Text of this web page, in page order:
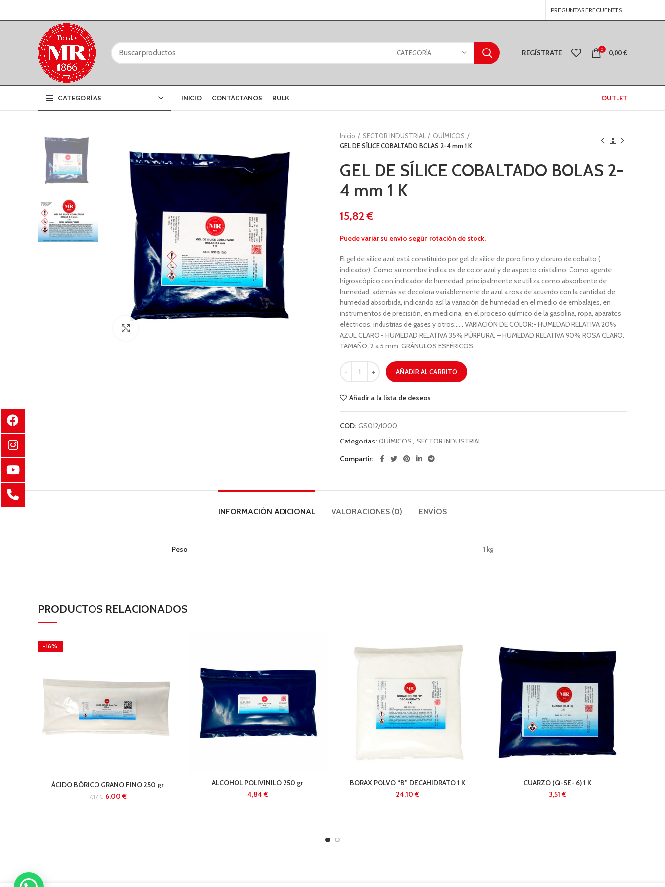
PREGUNTAS FRECUENTES
CATEGORÍA REGÍSTRATE 0 0,00€
CATEGORÍAS INICIO CONTÁCTANOS BULK OUTLET
Inicio SECTOR INDUSTRIAL
QUÍMICOS
GEL DE SÍLICE COBALTADO BOLAS 2-4 mm 1 K
GEL DE SÍLICE COBALTADO BOLAS 2-
4 mm 1 K
€
Puede variar su envío según rotación de stock.
El gel de sílice azul está constituido por gel de sílice de poro fino y cloruro de cobalto (
indicador). Como su nombre indica es de color azul y de aspecto cristalino. Como agente
higroscópico con indicador de humedad, principalmente se utiliza como absorbente de
humedad, además se decolora variablemente de azul a rosa de acuerdo con la cantidad de
humedad absorbida, indicando así la variación de humedad en el medio de embalajes, en
instrumentos de precisión, en medicina, en el proceso químico de la gasolina, ropa, aparatos
eléctricos, industrias de gases y otros…. . VARIACIÓN DE COLOR:- HUMEDAD RELATIVA 20%
AZUL CLARO.- HUMEDAD RELATIVA 35% PÚRPURA. – HUMEDAD RELATIVA 90% ROSA CLARO.
TAMAÑO: 2 a 5 mm. GRÁNULOS ESFÉRICOS.
AÑADIR AL CARRITO
Añadir a la lista de deseos
COD: GS012/1000
Categorías: QUÍMICOS, SECTOR INDUSTRIAL
Compartir
INFORMACIÓN ADICIONAL VALORACIONES (0) ENVÍOS
Peso 1 kg
PRODUCTOS RELACIONADOS
-16%
ÁCIDO BÓRICO GRANO FINO 250 gr
7,17€ 6,00€
ALCOHOL POLIVINILO 250 gr
€
BORAX POLVO “B” DECAHIDRATO 1 K
€
CUARZO (Q-SE- 6) 1 K
€